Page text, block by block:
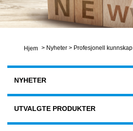
Hjem > Nyheter > Profesjonell kunnskap
NYHETER
UTVALGTE PRODUKTER